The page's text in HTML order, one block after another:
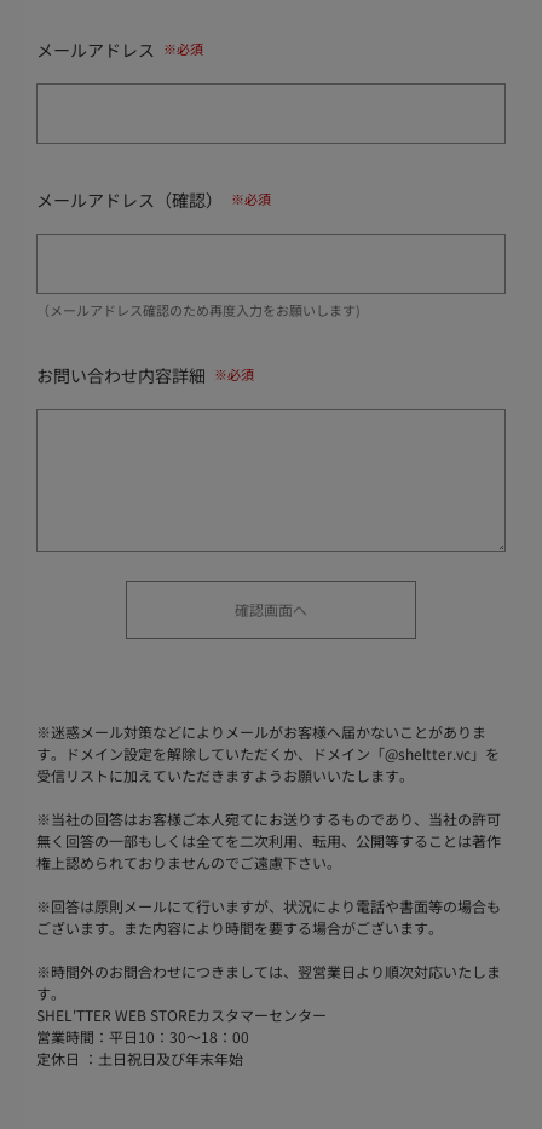
メールアドレス
メールアドレス（確認）
（メールアドレス確認のため再度入力をお願いします)
お問い合わせ内容詳細
※迷惑メール対策などによりメールがお客様へ届かないことがありま
す。ドメイン設定を解除していただくか、ドメイン「@sheltter.vc」を
受信リストに加えていただきますようお願いいたします。
※当社の回答はお客様ご本人宛てにお送りするものであり、当社の許可
無く回答の一部もしくは全てを二次利用、転用、公開等することは著作
権上認められておりませんのでご遠慮下さい。
※回答は原則メールにて行いますが、状況により電話や書面等の場合も
ございます。また内容により時間を要する場合がございます。
※時間外のお問合わせにつきましては、翌営業日より順次対応いたしま
す。
SHEL'TTER WEB STOREカスタマーセンター
営業時間：平日10：30～18：00
定休日 ：土日祝日及び年末年始